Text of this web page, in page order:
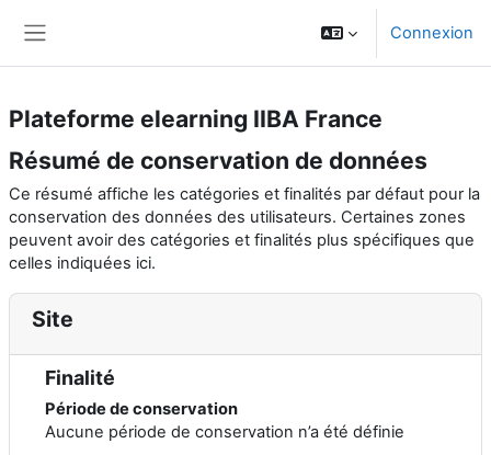
Connexion
Plateforme elearning IIBA France
Résumé de conservation de données
Ce résumé affiche les catégories et finalités par défaut pour la
conservation des données des utilisateurs. Certaines zones
peuvent avoir des catégories et finalités plus spécifiques que
celles indiquées ici.
Site
Finalité
Période de conservation
Aucune période de conservation n’a été définie